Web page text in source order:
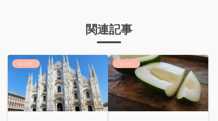
関連記事
レシピ レシピ